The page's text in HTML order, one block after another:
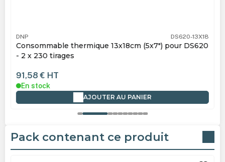
DNP DS620-13X18
Consommable thermique 13x18cm (5x7") pour DS620
- 2 x 230 tirages
91,58 € HT
En stock
AJOUTER AU PANIER
Pack contenant ce produit